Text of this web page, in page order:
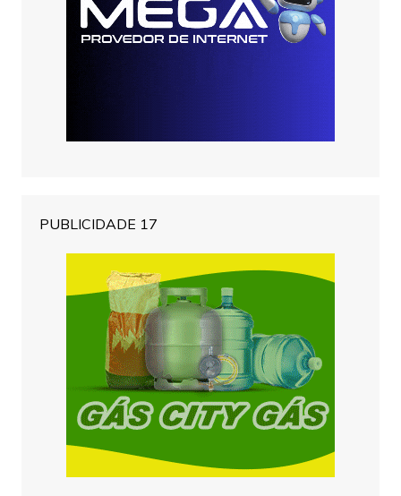
PUBLICIDADE 17